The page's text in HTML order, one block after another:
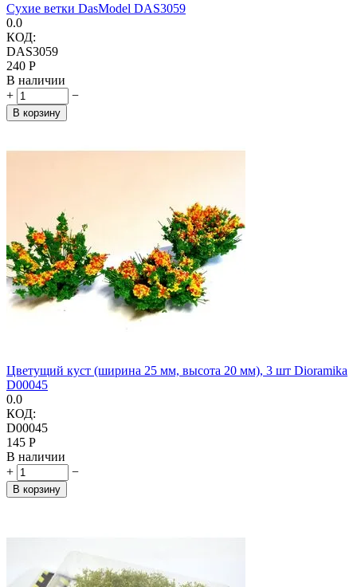
Сухие ветки DasModel DAS3059
0.0
КОД:
DAS3059
‍240‍ Р
В наличии
+
−
В корзину
Цветущий куст (ширина 25 мм, высота 20 мм), 3 шт Dioramika
D00045
0.0
КОД:
D00045
‍145‍ Р
В наличии
+
−
В корзину